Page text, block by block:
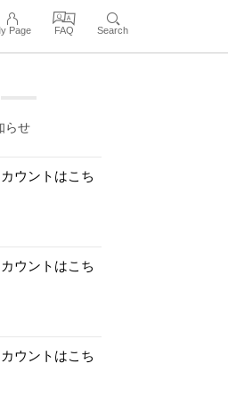
Page FAQ Search
らせ
ウントはこち
ウントはこち
ウントはこち